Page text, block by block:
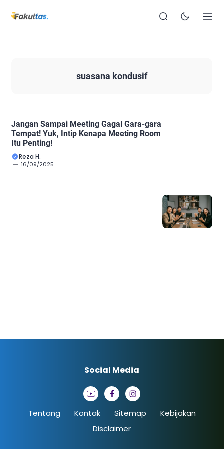
suasana kondusif
Jangan Sampai Meeting Gagal Gara-gara
Tempat! Yuk, Intip Kenapa Meeting Room
Itu Penting!
Reza H.
16/09/2025
Tentang Kontak Sitemap
Kebijakan
Disclaimer
Social Media